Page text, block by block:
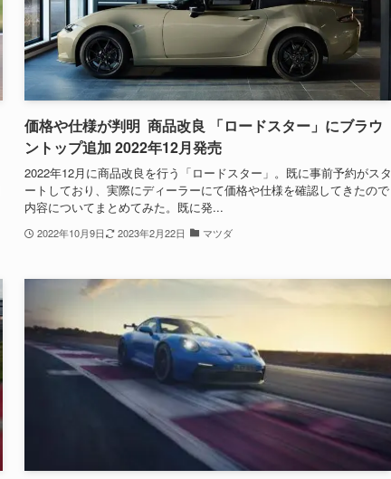
価格や仕様が判明 商品改良 「ロードスター」にブラウ
ントップ追加 2022年12月発売
2022年12月に商品改良を行う「ロードスター」。既に事前予約がスタ
ートしており、実際にディーラーにて価格や仕様を確認してきたので
内容についてまとめてみた。既に発...
2022年10月9日 2023年2月22日 マツダ